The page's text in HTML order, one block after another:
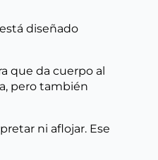
diseñado
que da cuerpo al
pero también
ni aflojar. Ese